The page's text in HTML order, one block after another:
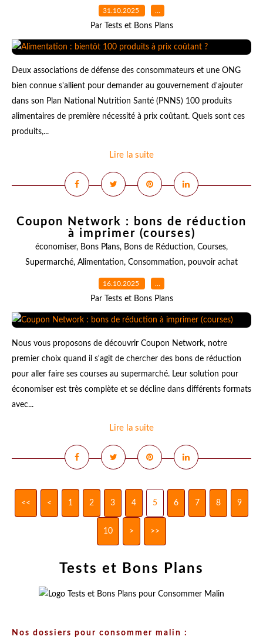
31.10.2025 …
Par Tests et Bons Plans
Deux associations de défense des consommateurs et une ONG
bien connue s'allient pour demander au gouvernement d'ajouter
dans son Plan National Nutrition Santé (PNNS) 100 produits
alimentaires de première nécessité à prix coûtant. Quels sont ces
produits,...
Lire la suite
Coupon Network : bons de réduction
à imprimer (courses)
économiser, Bons Plans, Bons de Réduction, Courses,
Supermarché, Alimentation, Consommation, pouvoir achat
16.10.2025 …
Par Tests et Bons Plans
Nous vous proposons de découvrir Coupon Network, notre
premier choix quand il s'agit de chercher des bons de réduction
pour aller faire ses courses au supermarché. Leur solution pour
économiser est très complète et se décline dans différents formats
avec...
Lire la suite
<< < 1 2 3 4 5 6 7 8 9
10 20
> >>
Tests et Bons Plans
Nos dossiers pour consommer malin :